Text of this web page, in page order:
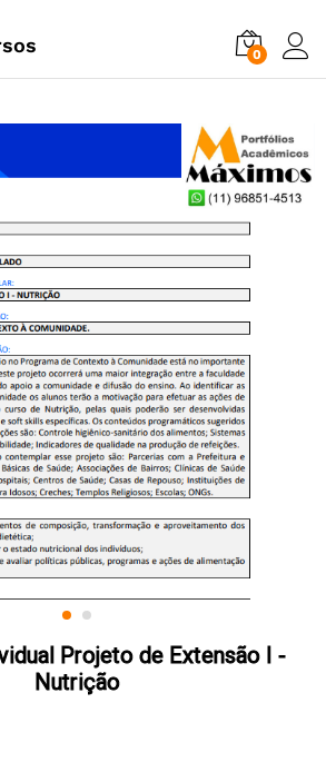
0
Projeto de Extensão I -
Nutrição